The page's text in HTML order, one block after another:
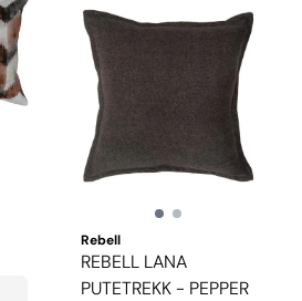
Rebell
REBELL LANA
PUTETREKK - PEPPER